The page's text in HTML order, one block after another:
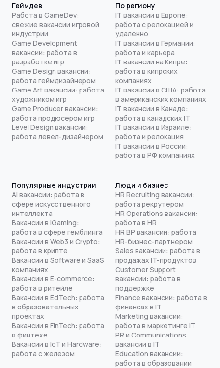
Геймдев
Работа в GameDev:
свежие вакансии игровой
индустрии
Game Development
вакансии: работа в
разработке игр
Game Design вакансии:
работа геймдизайнером
Game Art вакансии: работа
художником игр
Game Producer вакансии:
работа продюсером игр
Level Design вакансии:
работа левел-дизайнером
По региону
IT вакансии в Европе:
работа с релокацией и
удаленно
IT вакансии в Германии:
работа и карьера
IT вакансии на Кипре:
работа в кипрских
компаниях
IT вакансии в США: работа
в американских компаниях
IT вакансии в Канаде:
работа в канадских IT
IT вакансии в Израиле:
работа и релокация
IT вакансии в России:
работа в РФ компаниях
Популярные индустрии
AI вакансии: работа в
сфере искусственного
интеллекта
Вакансии в iGaming:
работа в сфере гемблинга
Вакансии в Web3 и Crypto:
работа в крипте
Вакансии в Software и SaaS
компаниях
Вакансии в E-commerce:
работа в ритейле
Вакансии в EdTech: работа
в образовательных
проектах
Вакансии в FinTech: работа
в финтехе
Вакансии в IoT и Hardware:
работа с железом
Люди и бизнес
HR Recruiting вакансии:
работа рекрутером
HR Operations вакансии:
работа в HR
HR BP вакансии: работа
HR-бизнес-партнером
Sales вакансии: работа в
продажах IT-продуктов
Customer Support
вакансии: работа в
поддержке
Finance вакансии: работа в
финансах в IT
Marketing вакансии:
работа в маркетинге IT
PR и Communications
вакансии в IT
Education вакансии:
работа в образовании